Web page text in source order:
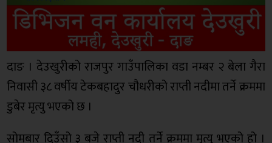
दाङ । देउखुरीको राजपुर गाउँपालिका वडा नम्बर २ बेला गैरा
निवासी ३८ वर्षीय टेकबहादुर चौधरीको राप्ती नदीमा तर्ने क्रममा
डुबेर मृत्यु भएको छ ।